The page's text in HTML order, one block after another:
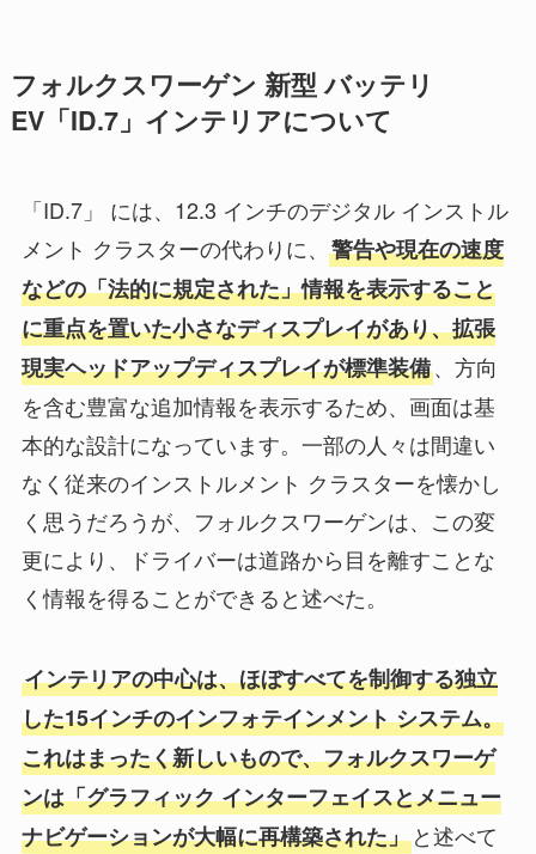
フォルクスワーゲン 新型 バッテリ
EV「ID.7」インテリアについて
「ID.7」 には、12.3 インチのデジタル インストル
メント クラスターの代わりに、 警告や現在の速度
などの「法的に規定された」情報を表示すること
に重点を置いた小さなディスプレイがあり、拡張
現実ヘッドアップディスプレイが標準装備、方向
を含む豊富な追加情報を表示するため、画面は基
本的な設計になっています。一部の人々は間違い
なく従来のインストルメント クラスターを懐かし
く思うだろうが、フォルクスワーゲンは、この変
更により、ドライバーは道路から目を離すことな
く情報を得ることができると述べた。
インテリアの中心は、ほぼすべてを制御する独立
した15インチのインフォテインメント システム。
これはまったく新しいもので、フォルクスワーゲ
ンは「グラフィック インターフェイスとメニュー
ナビゲーションが大幅に再構築された」と述べて